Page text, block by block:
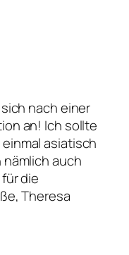
nach einer
an! Ich sollte
asiatisch
auch
die
Theresa